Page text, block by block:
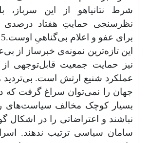
شرط نتانیاهو از این
نظرسنجی حمایتِ هفتاد درصدی
برای عفو و اعلام بی‌گناهیِ اوست.5
این تازه‌ترین نمونه‌ی خبرساز از
نیز حمایت جمعیت قابل‌توجهی از
عملکرد شنیع ارتش است. بی‌تردید
جهان را نمی‌توان سراغ گرفت که
بسیار کوچک مخالف سیاست‌های
نباشند و اعتراضاتی را در اشکال
سامان سیاسی ترتیب ندهند.‌